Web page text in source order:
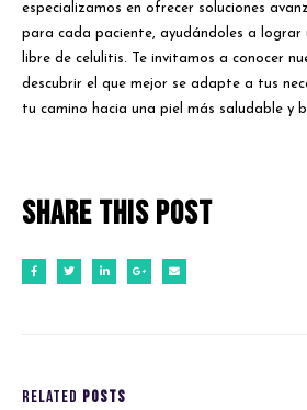
especializamos en ofrecer soluciones
para cada paciente, ayudándoles a lograr
libre de celulitis. Te invitamos a conocer
descubrir el que mejor se adapte a tus
tu camino hacia una piel más saludable y
Share this post
RELATED POSTS